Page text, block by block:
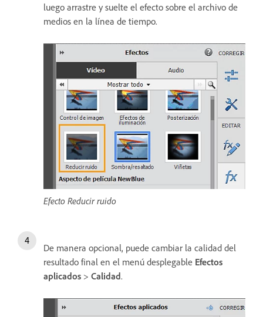
luego arrastre y suelte el efecto sobre el archivo de
medios en la línea de tiempo.
Efecto Reducir ruido
De manera opcional, puede cambiar la calidad del
resultado final en el menú desplegable Efectos
aplicados > Calidad.